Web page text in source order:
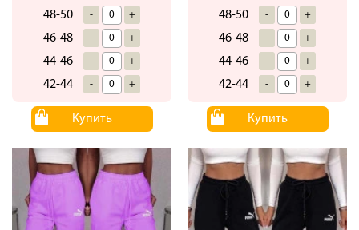
48-50 - +
46-48 - +
44-46 - +
42-44 - +
Купить
48-50 - +
46-48 - +
44-46 - +
42-44 - +
Купить